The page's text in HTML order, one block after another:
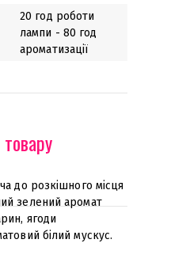
20 год роботи
лампи - 80 год
ароматизації
до розкішного місця
зелений аромат
ягоди
білий мускус.